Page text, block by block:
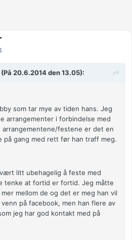
20.6.2014 den 13.05):
som tar mye av tiden hans. Jeg
arrangementer i forbindelse med
arrangementene/festene er det en
på gang med rett før han traff meg.
litt ubehagelig å feste med
tenke at fortid er fortid. Jeg måtte
mellom de og det er meg han vil
på facebook, men han flere av
jeg har god kontakt med på